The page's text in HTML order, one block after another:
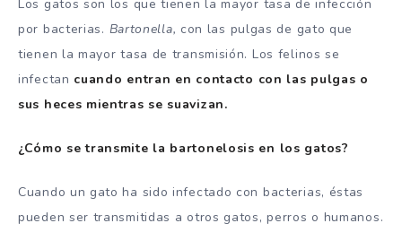
Los gatos son los que tienen la mayor tasa de infección
por bacterias. Bartonella, con las pulgas de gato que
tienen la mayor tasa de transmisión. Los felinos se
infectan cuando entran en contacto con las pulgas o
sus heces mientras se suavizan.
¿Cómo se transmite la bartonelosis en los gatos?
Cuando un gato ha sido infectado con bacterias, éstas
pueden ser transmitidas a otros gatos, perros o humanos.